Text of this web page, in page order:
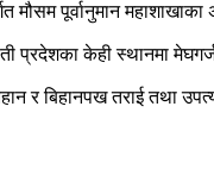
पूर्वानुमान
केही स्थानमा
र बिहानपख तराई तथा